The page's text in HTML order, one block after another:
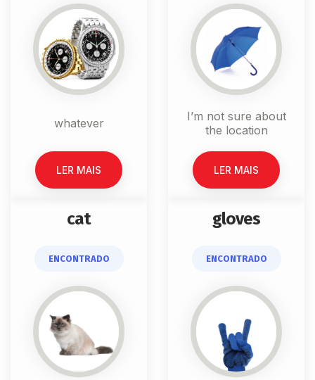
whatever
LER MAIS
I’m not sure about
the location
LER MAIS
cat
ENCONTRADO
gloves
ENCONTRADO